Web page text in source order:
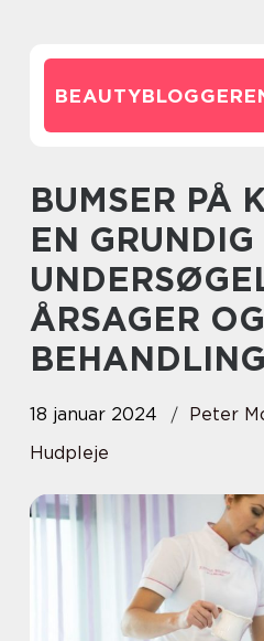
BUMSER PÅ KINDERNE:
EN GRUNDIG
ÅRSAGER OG
18 januar 2024
Peter
Hudpleje